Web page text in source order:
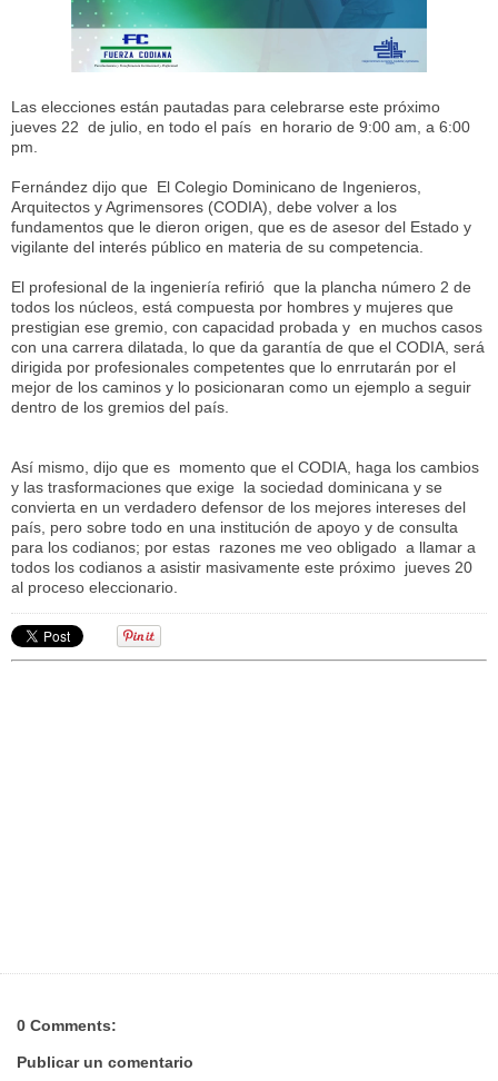
Las elecciones están pautadas para celebrarse este próximo
jueves 22 de julio, en todo el país en horario de 9:00 am, a 6:00
pm.
Fernández dijo que El Colegio Dominicano de Ingenieros,
Arquitectos y Agrimensores (CODIA), debe volver a los
fundamentos que le dieron origen, que es de asesor del Estado y
vigilante del interés público en materia de su competencia.
El profesional de la ingeniería refirió que la plancha número 2 de
todos los núcleos, está compuesta por hombres y mujeres que
prestigian ese gremio, con capacidad probada y en muchos casos
con una carrera dilatada, lo que da garantía de que el CODIA, será
dirigida por profesionales competentes que lo enrrutarán por el
mejor de los caminos y lo posicionaran como un ejemplo a seguir
dentro de los gremios del país.
Así mismo, dijo que es momento que el CODIA, haga los cambios
y las trasformaciones que exige la sociedad dominicana y se
convierta en un verdadero defensor de los mejores intereses del
país, pero sobre todo en una institución de apoyo y de consulta
para los codianos; por estas razones me veo obligado a llamar a
todos los codianos a asistir masivamente este próximo jueves 20
al proceso eleccionario.
0 Comments:
Publicar un comentario